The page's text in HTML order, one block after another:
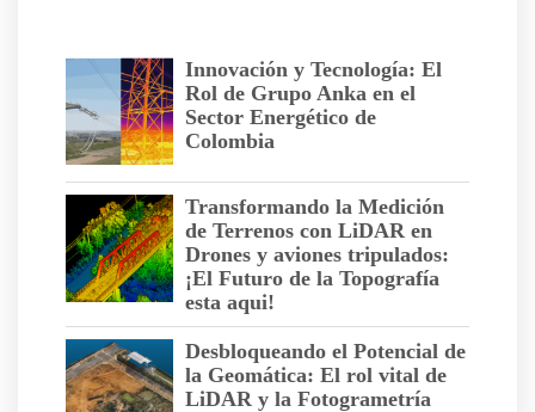
Innovación y Tecnología: El
Rol de Grupo Anka en el
Sector Energético de
Colombia
Transformando la Medición
de Terrenos con LiDAR en
Drones y aviones tripulados:
¡El Futuro de la Topografía
esta aqui!
Desbloqueando el Potencial de
la Geomática: El rol vital de
LiDAR y la Fotogrametría